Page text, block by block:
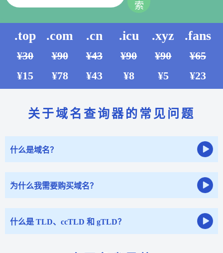
索
.top
¥30
¥15
.com
¥90
¥78
.cn
¥43
¥43
.icu
¥90
¥8
.xyz
¥90
¥5
.fans
¥65
¥23
关于域名查询器的常见问题
什么是域名？
为什么我需要购买域名？
什么是 TLD、ccTLD 和 gTLD？